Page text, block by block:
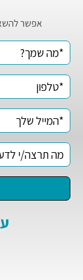
אפשר